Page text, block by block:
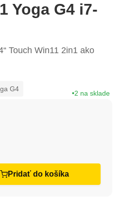
Yoga G4 i7-
Touch Win11 2in1 ako
G4
2 na sklade
Pridať do košíka